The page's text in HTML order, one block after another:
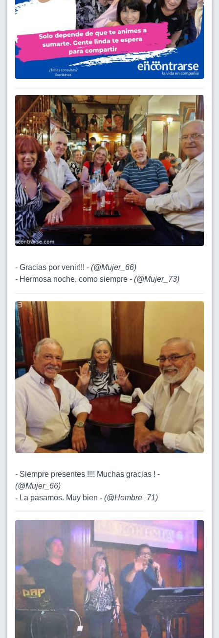
- Gracias por venir!!! - (@Mujer_66)
- Hermosa noche, como siempre - (@Mujer_73)
- Siempre presentes !!!! Muchas gracias ! -
(@Mujer_66)
- La pasamos. Muy bien - (@Hombre_71)